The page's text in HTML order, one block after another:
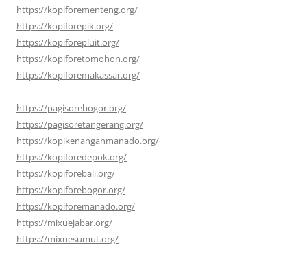
https://kopiforementeng.org/
https://kopiforepik.org/
https://kopiforepluit.org/
https://kopiforetomohon.org/
https://kopiforemakassar.org/
https://pagisorebogor.org/
https://pagisoretangerang.org/
https://kopikenanganmanado.org/
https://kopiforedepok.org/
https://kopiforebali.org/
https://kopiforebogor.org/
https://kopiforemanado.org/
https://mixuejabar.org/
https://mixuesumut.org/